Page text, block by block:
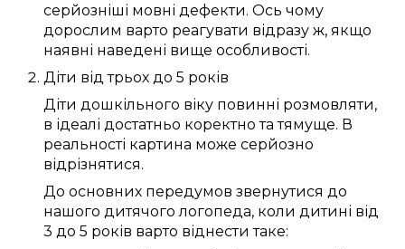
серйозніші мовні дефекти. Ось чому
дорослим варто реагувати відразу ж, якщо
наявні наведені вище особливості.
Діти від трьох до 5 років
Діти дошкільного віку повинні розмовляти,
в ідеалі достатньо коректно татямуще. В
реальності картина може серйозно
відрізнятися.
До основних передумов звернутися до
нашого дитячого логопеда, коли дитині від
3 до 5 років варто віднести таке: